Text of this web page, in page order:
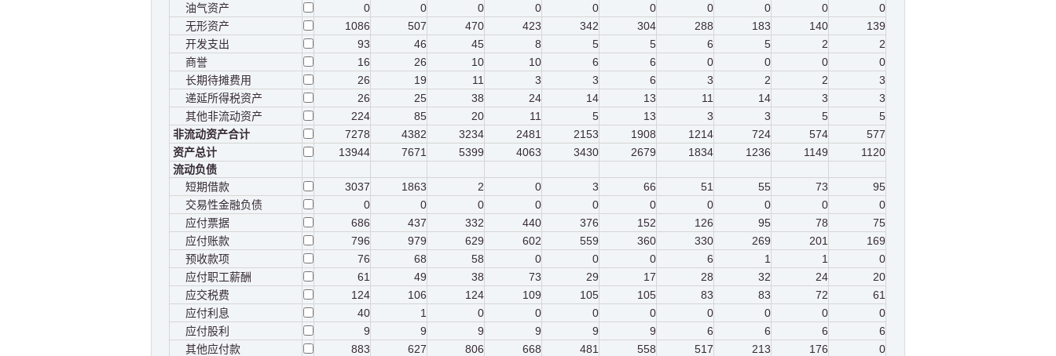
油气资产
0 0 0 0 0 0 0 0 0
0
无形资产
1086 507 470 423 342 304 288 183 140
139
开发支出
93 46 45 8 5 5 6 5 2
2
商誉
16 26 10 10 6 6 0 0 0
0
长期待摊费用
26 19 11 3 3 6 3 2 2
3
递延所得税资产
26 25 38 24 14 13 11 14 3
3
其他非流动资产
224 85 20 11 5 13 3 3 5
5
非流动资产合计
7278 4382 3234 2481 2153 1908 1214 724 574
577
资产总计
13944 7671 5399 4063 3430 2679 1834 1236 1149
1120
流动负债
短期借款
3037 1863 2 0 3 66 51 55 73
95
交易性金融负债
0 0 0 0 0 0 0 0 0
0
应付票据
686 437 332 440 376 152 126 95 78
75
应付账款
796 979 629 602 559 360 330 269 201
169
预收款项
76 68 58 0 0 0 6 1 1
0
应付职工薪酬
61 49 38 73 29 17 28 32 24
20
应交税费
124 106 124 109 105 105 83 83 72
61
应付利息
40 1 0 0 0 0 0 0 0
0
应付股利
9 9 9 9 9 9 6 6 6
6
其他应付款
883 627 806 668 481 558 517 213 176
0